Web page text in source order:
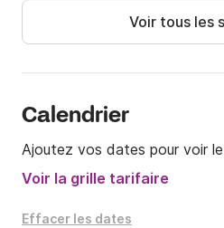
Voir tous les
Calendrier
Ajoutez vos dates pour voir
Voir la grille tarifaire
Effacer les dates